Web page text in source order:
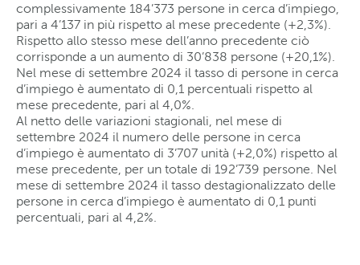
complessivamente 184’373 persone in cerca d’impiego,
pari a 4’137 in più rispetto al mese precedente (+2,3%).
Rispetto allo stesso mese dell’anno precedente ciò
corrisponde a un aumento di 30’838 persone (+20,1%).
Nel mese di settembre 2024 il tasso di persone in cerca
d’impiego è aumentato di 0,1 percentuali rispetto al
mese precedente, pari al 4,0%.
Al netto delle variazioni stagionali, nel mese di
settembre 2024 il numero delle persone in cerca
d’impiego è aumentato di 3’707 unità (+2,0%) rispetto al
mese precedente, per un totale di 192’739 persone. Nel
mese di settembre 2024 il tasso destagionalizzato delle
persone in cerca d’impiego è aumentato di 0,1 punti
percentuali, pari al 4,2%.